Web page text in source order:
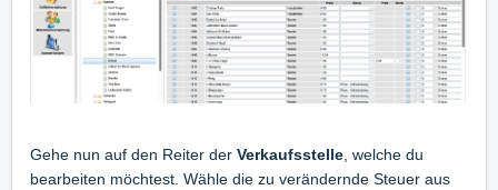
Gehe nun auf den Reiter der Verkaufsstelle, welche du
bearbeiten möchtest. Wähle die zu verändernde Steuer aus